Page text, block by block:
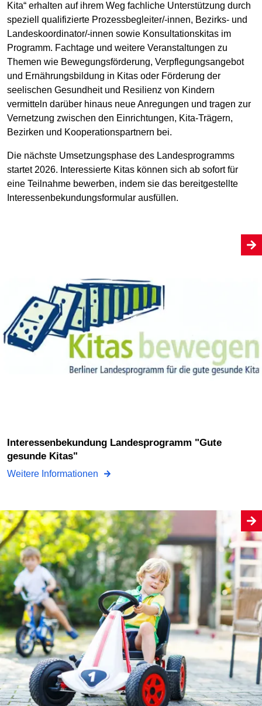
Kita“ erhalten auf ihrem Weg fachliche Unterstützung durch
speziell qualifizierte Prozessbegleiter/-innen, Bezirks- und
Landeskoordinator/-innen sowie Konsultationskitas im
Programm. Fachtage und weitere Veranstaltungen zu
Themen wie Bewegungsförderung, Verpflegungsangebot
und Ernährungsbildung in Kitas oder Förderung der
seelischen Gesundheit und Resilienz von Kindern
vermitteln darüber hinaus neue Anregungen und tragen zur
Vernetzung zwischen den Einrichtungen, Kita-Trägern,
Bezirken und Kooperationspartnern bei.
Die nächste Umsetzungsphase des Landesprogramms
startet 2026. Interessierte Kitas können sich ab sofort für
eine Teilnahme bewerben, indem sie das bereitgestellte
Interessenbekundungsformular ausfüllen.
gesunde Kitas"
Weitere Informationen